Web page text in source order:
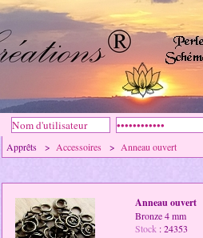
Apprêts > Accessoires > Anneau ouvert
Anneau ouvert
Bronze 4 mm
Stock : 24353